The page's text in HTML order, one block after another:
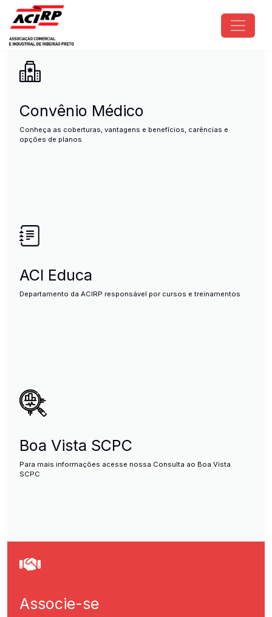
Pular para o conteúdo principal
ACIRP - Associação Comercial
Convênio Médico
Conheça as coberturas, vantagens e benefícios, carências e
opções de planos
ACI Educa
Departamento da ACIRP responsável por cursos e treinamentos
Boa Vista SCPC
Para mais informações acesse nossa Consulta ao Boa Vista
SCPC
Associe-se